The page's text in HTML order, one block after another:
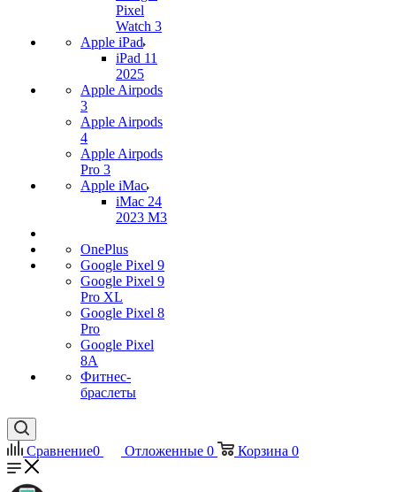
Pixel
Watch 3
Apple iPad
iPad 11
2025
Apple Airpods
3
Apple Airpods
4
Apple Airpods
Pro 3
Apple iMac
iMac 24
2023 M3
OnePlus
Google Pixel 9
Google Pixel 9
Pro XL
Google Pixel 8
Pro
Google Pixel
8A
Фитнес-
браслеты
Сравнение0 Отложенные 0 Корзина 0